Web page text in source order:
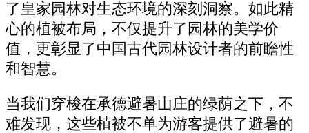
了皇家园林对生态环境的深刻洞察。如此精
心的植被布局，不仅提升了园林的美学价
值，更彰显了中国古代园林设计者的前瞻性
和智慧。
当我们穿梭在承德避暑山庄的绿荫之下，不
难发现，这些植被不单为游客提供了避暑的